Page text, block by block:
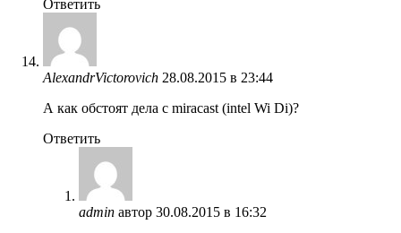
Ответить
AlexandrVictorovich 28.08.2015 в 23:44
А как обстоят дела с miracast (intel Wi Di)?
Ответить
admin автор 30.08.2015 в 16:32